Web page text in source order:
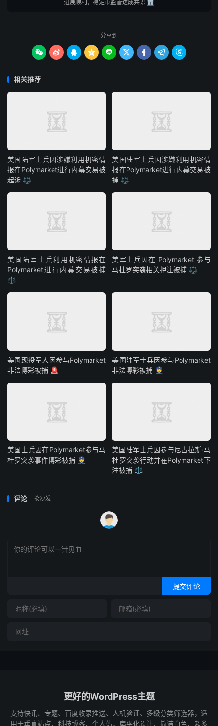
进展顺利，稳定币监管达成共识 🏛️
分享到
        
相关推荐
美国陆军士兵因涉嫌利用机密情
报在Polymarket进行内幕交易被
起诉 ⚖️
美国陆军士兵因涉嫌利用机密情
报在Polymarket进行内幕交易被
捕 ⚖️
美国陆军士兵利用机密情报在
Polymarket进行内幕交易被捕
⚖️
美军士兵因在 Polymarket 参与
马杜罗突袭相关押注被捕 ⚖️
美国现役军人因参与Polymarket
非法博彩被捕 🚨
美国陆军士兵因参与Polymarket
非法博彩被捕 👮
美国士兵因在Polymarket参与马
杜罗突袭事件博彩被捕 👮
美国陆军士兵因参与尼古拉斯·马
杜罗突袭行动并在Polymarket下
注被捕 ⚖️
评论 抢沙发
提交评论
更好的WordPress主题
支持快讯、专题、百度收录推送、人机验证、多级分类筛选器，适
用于垂直站点、科技博客、个人站，扁平化设计、简洁白色、超多